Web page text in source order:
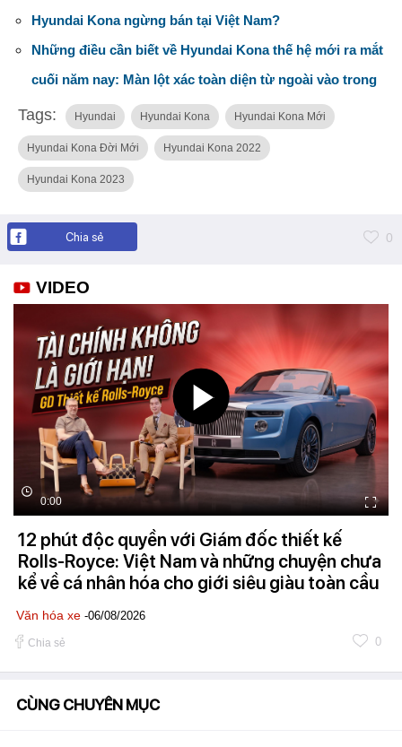
Hyundai Kona ngừng bán tại Việt Nam?
Những điều cần biết về Hyundai Kona thế hệ mới ra mắt
cuối năm nay: Màn lột xác toàn diện từ ngoài vào trong
Tags: Hyundai Hyundai Kona Hyundai Kona Mới
Hyundai Kona Đời Mới Hyundai Kona 2022
Hyundai Kona 2023
Chia sẻ 0
VIDEO
0:00
12 phút độc quyền với Giám đốc thiết kế
Rolls-Royce: Việt Nam và những chuyện chưa
kể về cá nhân hóa cho giới siêu giàu toàn cầu
Văn hóa xe -06/08/2026
Chia sẻ 0
CÙNG CHUYÊN MỤC